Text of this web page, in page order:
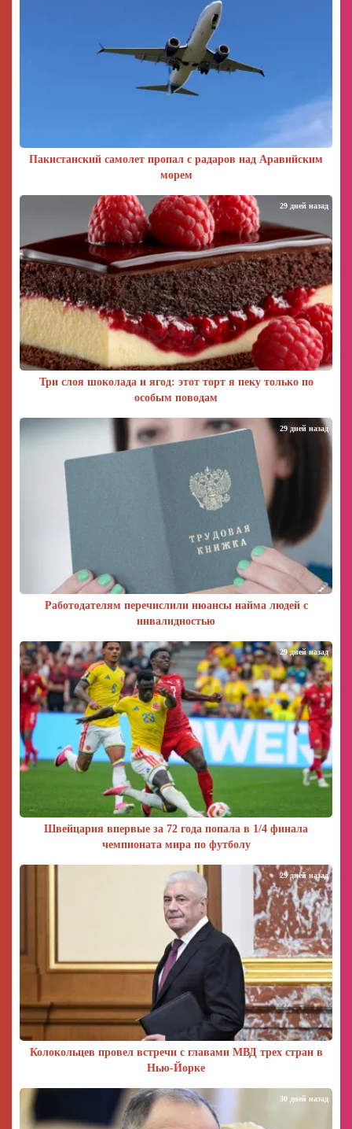
Пакистанский самолет пропал с радаров над Аравийским
морем
Три слоя шоколада и ягод: этот торт я пеку только по
особым поводам
29 дней назад
Работодателям перечислили нюансы найма людей с
инвалидностью
29 дней назад
Швейцария впервые за 72 года попала в 1/4 финала
чемпионата мира по футболу
29 дней назад
Колокольцев провел встречи с главами МВД трех стран в
Нью-Йорке
29 дней назад
30 дней назад